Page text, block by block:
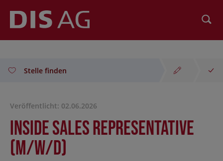
Stelle finden
Veröffentlicht: 02.06.2026
Inside Sales Representative
(m/w/d)